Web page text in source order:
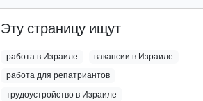
Эту страницу ищут
работа в Израиле
вакансии в Израиле
работа для репатриантов
трудоустройство в Израиле